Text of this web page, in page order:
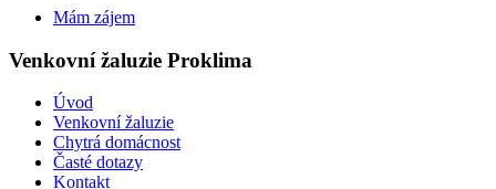
Mám zájem
Venkovní žaluzie Proklima
Úvod
Venkovní žaluzie
Chytrá domácnost
Časté dotazy
Kontakt